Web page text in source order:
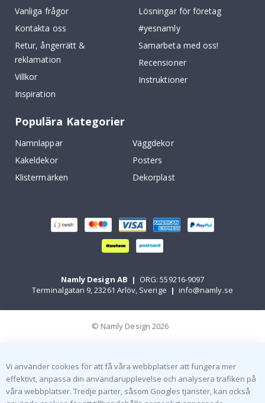
Vanliga frågor
Kontakta oss
Retur, ångerrätt &
reklamation
Villkor
Inspiration
Lösningar för företag
#yesnamly
Samarbeta med oss!
Recensioner
Instruktioner
Populära Kategorier
Namnlappar
Väggdekor
Kakeldekor
Posters
Klistermärken
Dekorplast
Namly Design AB | ORG: 559216-9097
Terminalgatan 9, 23261 Arlöv, Sverige | info@namly.se
© Namly Design 2026
Vi använder cookies för att få våra webbplatser att fungera mer
effektivt, anpassa din användarupplevelse och analysera trafiken på
våra webbplatser. Tredje parter, såsom Googles tjänster, kan också